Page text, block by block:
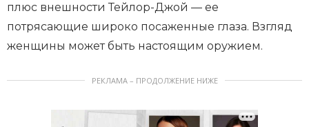
плюс внешности Тейлор-Джой — ее
потрясающие широко посаженные глаза. Взгляд
женщины может быть настоящим оружием.
РЕКЛАМА – ПРОДОЛЖЕНИЕ НИЖЕ